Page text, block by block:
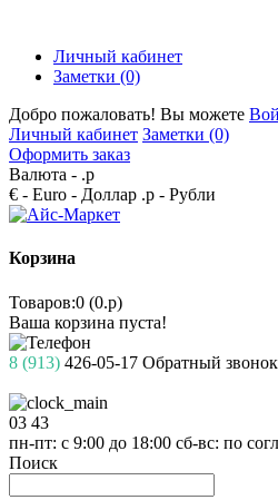
Личный кабинет
Заметки (0)
Добро пожаловать! Вы можете
Личный кабинет Заметки (0)
Оформить заказ
Валюта - .р
€ - Euro - Доллар .р - Рубли
Корзина
Товаров:0 (0.р)
Ваша корзина пуста!
8 (913) 426-05-17 Обратный звонок
03 43
пн-пт: с 9:00 до 18:00 сб-вс: по
Поиск